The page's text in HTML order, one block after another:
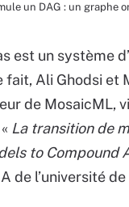
un DAG : un graphe
est un système
fait, Ali Ghodsi et
de MosaicML,
La transition de
to Compound
de l’université